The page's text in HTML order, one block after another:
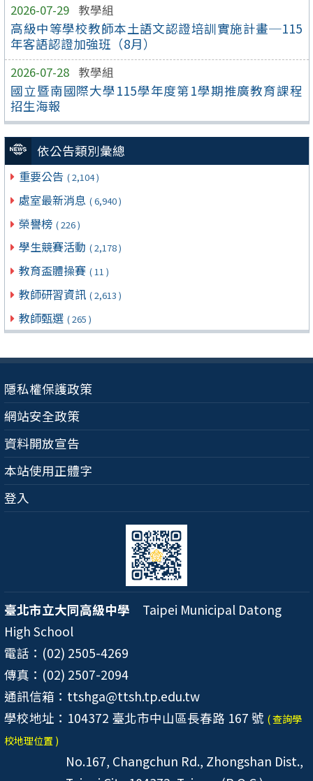
2026-07-29 教學組
高級中等學校教師本土語文認證培訓實施計畫─115
年客語認證加強班（8月）
2026-07-28 教學組
國立暨南國際大學115學年度第1學期推廣教育課程
招生海報
依公告類別彙總
重要公告 ( 2,104 )
處室最新消息 ( 6,940 )
榮譽榜 ( 226 )
學生競賽活動 ( 2,178 )
教育盃體操賽 ( 11 )
教師研習資訊 ( 2,613 )
教師甄選 ( 265 )
隱私權保護政策
網站安全政策
資料開放宣告
本站使用正體字
登入
臺北市立大同高級中學 Taipei Municipal Datong
High School
電話：(02) 2505-4269
傳真：(02) 2507-2094
通訊信箱：ttshga@ttsh.tp.edu.tw
學校地址：104372 臺北市中山區長春路 167 號 ( 查詢學
校地理位置 )
No.167, Changchun Rd., Zhongshan Dist.,